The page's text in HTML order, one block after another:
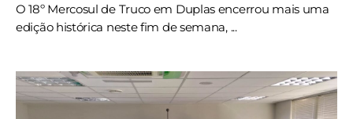
O 18º Mercosul de Truco em Duplas encerrou mais uma
edição histórica neste fim de semana, ...